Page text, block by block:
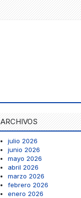
ARCHIVOS
julio 2026
junio 2026
mayo 2026
abril 2026
marzo 2026
febrero 2026
enero 2026